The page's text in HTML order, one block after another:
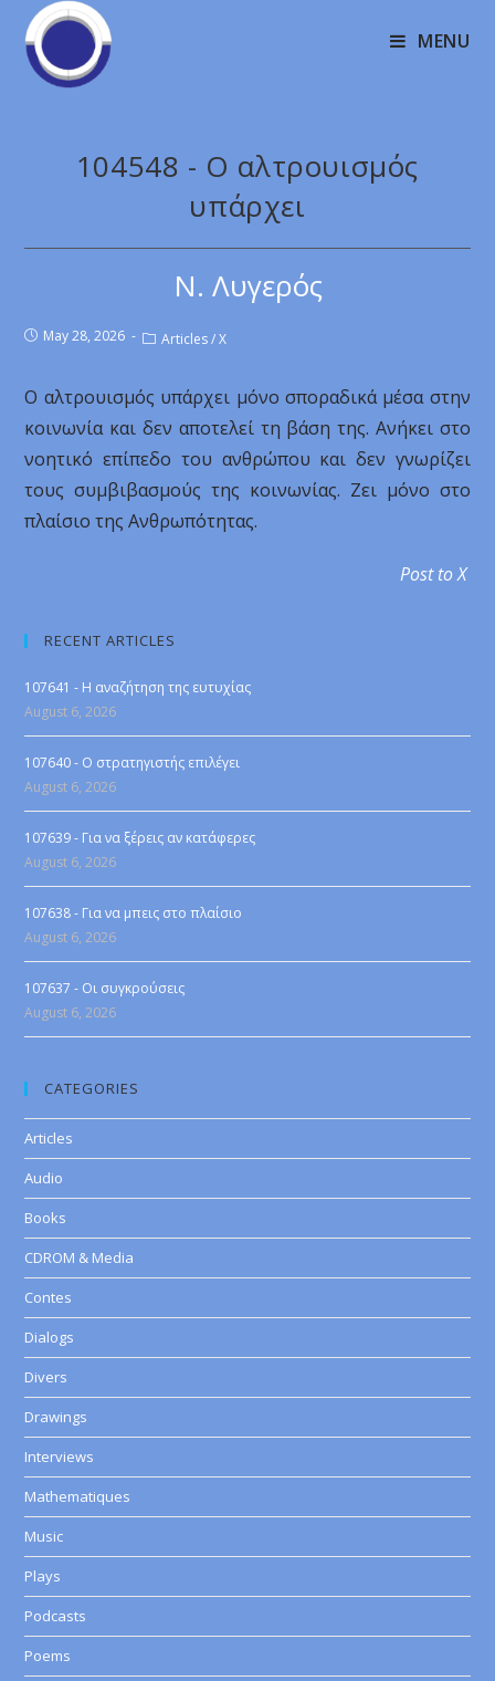
MENU
104548 - Ο αλτρουισμός
υπάρχει
Ν. Λυγερός
May 28, 2026 Articles / X
Ο αλτρουισμός υπάρχει μόνο σποραδικά μέσα στην
κοινωνία και δεν αποτελεί τη βάση της. Ανήκει στο
νοητικό επίπεδο του ανθρώπου και δεν γνωρίζει
τους συμβιβασμούς της κοινωνίας. Ζει μόνο στο
πλαίσιο της Ανθρωπότητας.
Post to X
RECENT ARTICLES
107641 - Η αναζήτηση της ευτυχίας
August 6, 2026
107640 - Ο στρατηγιστής επιλέγει
August 6, 2026
107639 - Για να ξέρεις αν κατάφερες
August 6, 2026
107638 - Για να μπεις στο πλαίσιο
August 6, 2026
107637 - Οι συγκρούσεις
August 6, 2026
CATEGORIES
Articles
Audio
Books
CDROM & Media
Contes
Dialogs
Divers
Drawings
Interviews
Mathematiques
Music
Plays
Podcasts
Poems